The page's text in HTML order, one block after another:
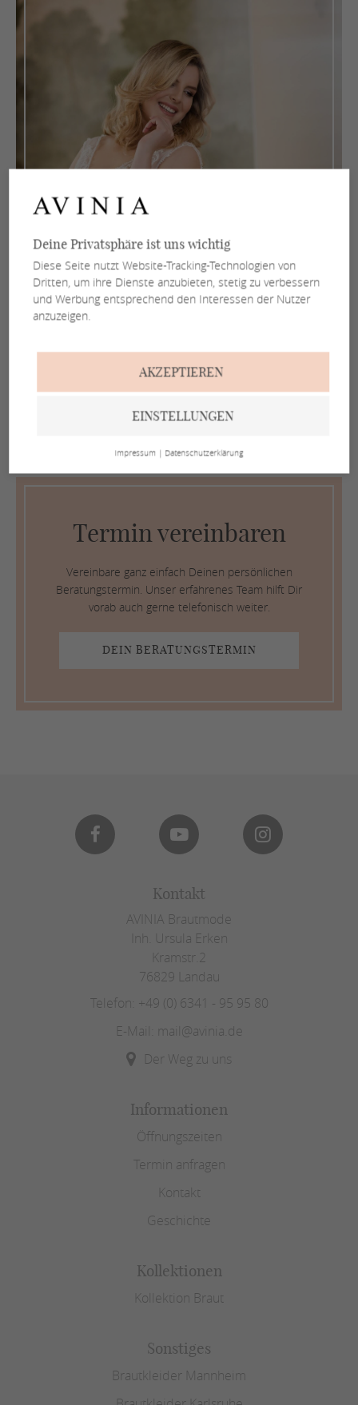
Wir stehen auf STARKE
Bräute
Termin vereinbaren
Vereinbare ganz einfach Deinen persönlichen
Beratungstermin. Unser erfahrenes Team hilft Dir
vorab auch gerne telefonisch weiter.
DEIN BERATUNGSTERMIN
Kontakt
AVINIA Brautmode
Inh. Ursula Erken
Kramstr.2
76829 Landau
Telefon: +49 (0) 6341 - 95 95 80
E-Mail:
mail@avinia.de
Der Weg zu uns
Informationen
Öffnungszeiten
Termin anfragen
Kontakt
Geschichte
Kollektionen
Kollektion Braut
Sonstiges
Brautkleider Mannheim
Deine Privatsphäre ist uns wichtig
Diese Seite nutzt Website-Tracking-Technologien von
Dritten, um ihre Dienste anzubieten, stetig zu verbessern
und Werbung entsprechend den Interessen der Nutzer
anzuzeigen.
AKZEPTIEREN
EINSTELLUNGEN
Impressum | Datenschutzerklärung